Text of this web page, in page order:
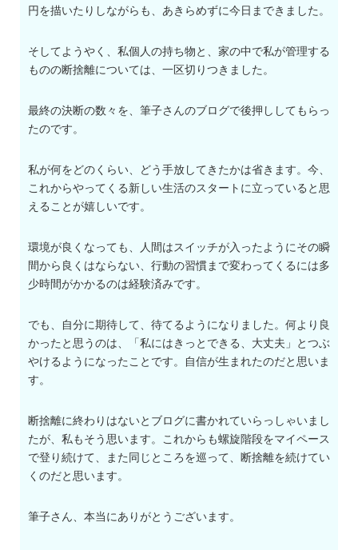
円を描いたりしながらも、あきらめずに今日まできました。
そしてようやく、私個人の持ち物と、家の中で私が管理する
ものの断捨離については、一区切りつきました。
最終の決断の数々を、筆子さんのブログで後押ししてもらっ
たのです。
私が何をどのくらい、どう手放してきたかは省きます。今、
これからやってくる新しい生活のスタートに立っていると思
えることが嬉しいです。
環境が良くなっても、人間はスイッチが入ったようにその瞬
間から良くはならない、行動の習慣まで変わってくるには多
少時間がかかるのは経験済みです。
でも、自分に期待して、待てるようになりました。何より良
かったと思うのは、「私にはきっとできる、大丈夫」とつぶ
やけるようになったことです。自信が生まれたのだと思いま
す。
断捨離に終わりはないとブログに書かれていらっしゃいまし
たが、私もそう思います。これからも螺旋階段をマイペース
で登り続けて、また同じところを巡って、断捨離を続けてい
くのだと思います。
筆子さん、本当にありがとうございます。